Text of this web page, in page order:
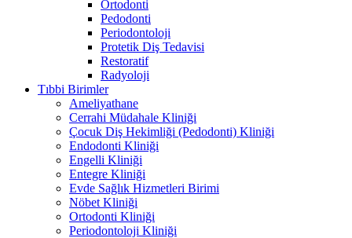
Ortodonti
Pedodonti
Periodontoloji
Protetik Diş Tedavisi
Restoratif
Radyoloji
Tıbbi Birimler
Ameliyathane
Cerrahi Müdahale Kliniği
Çocuk Diş Hekimliği (Pedodonti) Kliniği
Endodonti Kliniği
Engelli Kliniği
Entegre Kliniği
Evde Sağlık Hizmetleri Birimi
Nöbet Kliniği
Ortodonti Kliniği
Periodontoloji Kliniği